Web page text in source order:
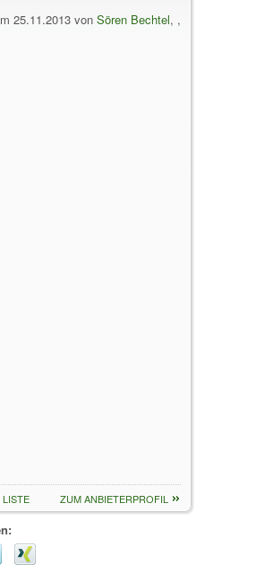
25.11.2013 von Sören Bechtel, ,
ZUM ANBIETERPROFIL